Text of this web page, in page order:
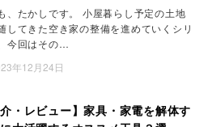
、たかしです。 小屋暮らし予定の土地
してきた空き家の整備を進めていくシリ
今回はその…
年12月24日
介・レビュー】家具・家電を解体す